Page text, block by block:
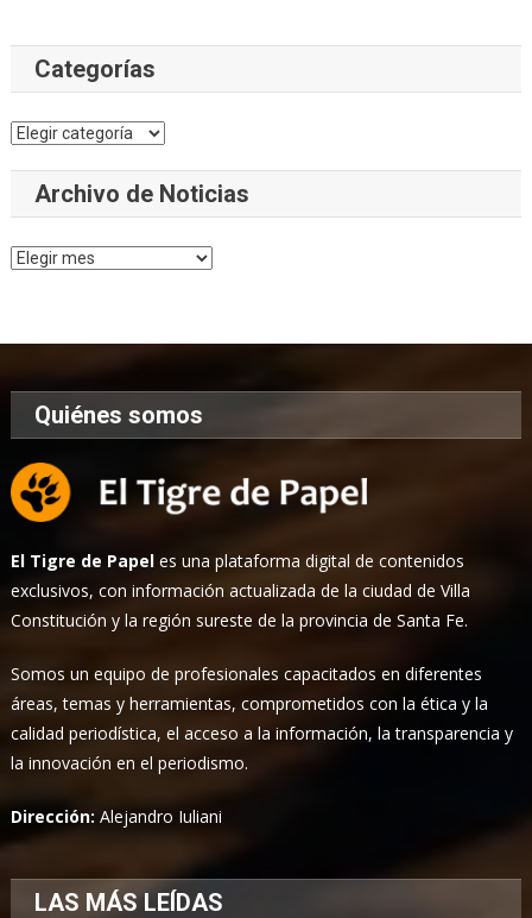
Categorías
Categorías
Archivo de Noticias
Archivo
Quiénes somos
El Tigre de Papel es una plataforma digital de contenidos
exclusivos, con información actualizada de la ciudad de Villa
Constitución y la región sureste de la provincia de Santa Fe.
Somos un equipo de profesionales capacitados en diferentes
áreas, temas y herramientas, comprometidos con la ética y la
calidad periodística, el acceso a la información, la transparencia y
la innovación en el periodismo.
Dirección:Alejandro Iuliani
LAS MÁS LEÍDAS